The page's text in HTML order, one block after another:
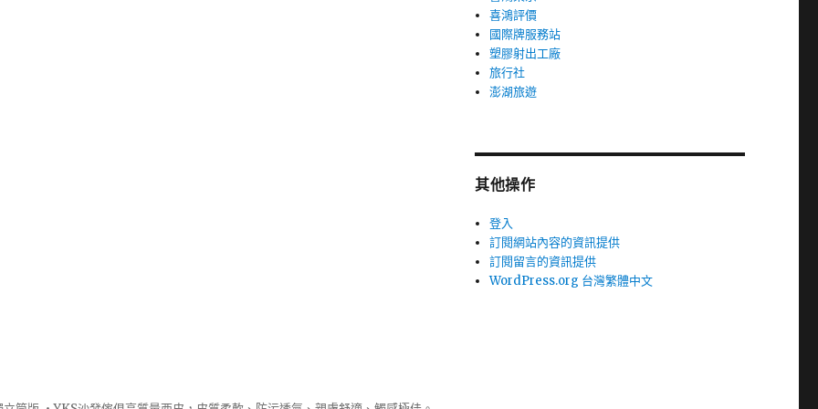
喜鴻評價
國際牌服務站
塑膠射出工廠
旅行社
澎湖旅遊
其他操作
登入
訂閱網站內容的資訊提供
訂閱留言的資訊提供
WordPress.org 台灣繁體中文